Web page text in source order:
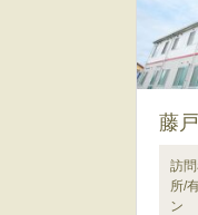
藤
訪
所/
ン